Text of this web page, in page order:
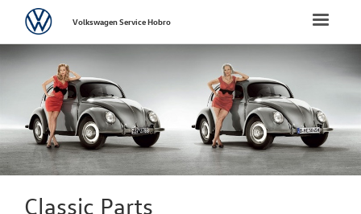
FORSIDE
BRUGTE BILER
VÆRKSTED
Toggle
VolkswagenVolkswagen Service Hobro
Classic Parts